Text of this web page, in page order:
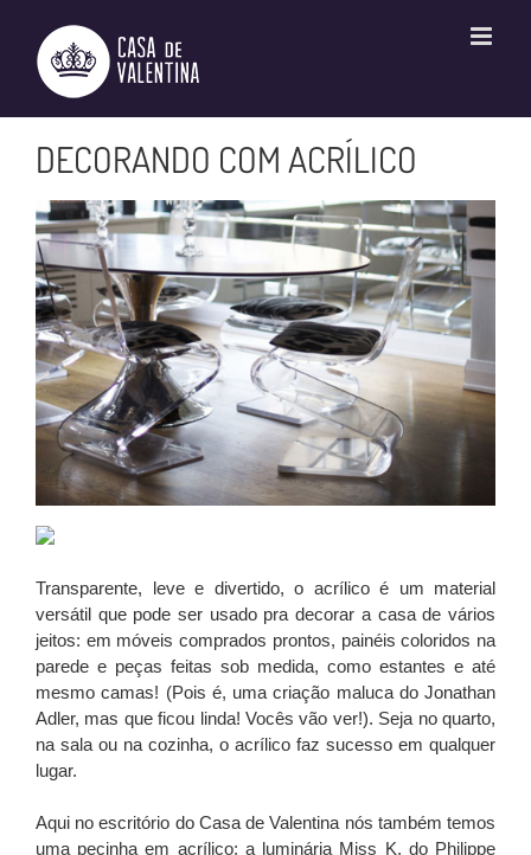
conteúdo
DECORANDO COM ACRÍLICO
Transparente, leve e divertido, o acrílico é um material
versátil que pode ser usado pra decorar a casa de vários
jeitos: em móveis comprados prontos, painéis coloridos na
parede e peças feitas sob medida, como estantes e até
mesmo camas! (Pois é, uma criação maluca do Jonathan
Adler, mas que ficou linda! Vocês vão ver!). Seja no quarto,
na sala ou na cozinha, o acrílico faz sucesso em qualquer
lugar.
Aqui no escritório do Casa de Valentina nós também temos
uma pecinha em acrílico: a luminária Miss K, do Philippe